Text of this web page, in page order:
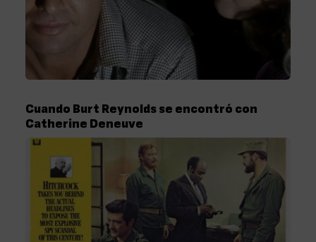
Cuando Burt Reynolds se encontró con
Catherine Deneuve